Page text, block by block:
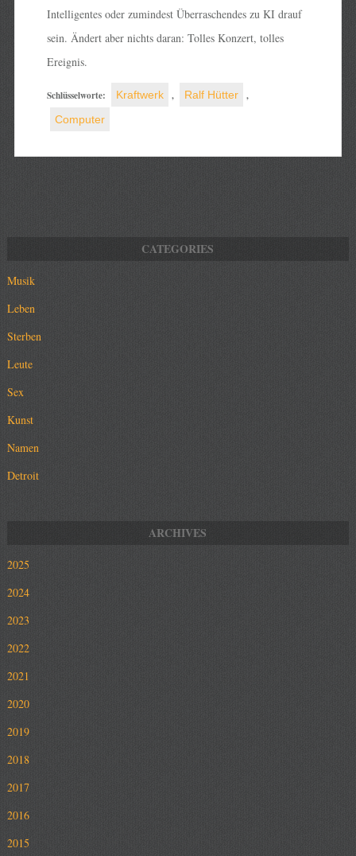
Intelligentes oder zumindest Überraschendes zu KI drauf
sein. Ändert aber nichts daran: Tolles Konzert, tolles
Ereignis.
Schlüsselworte: Kraftwerk , Ralf Hütter ,
Computer
Musik
Leben
Sterben
Leute
Sex
Kunst
Namen
Detroit
2025
2024
2023
2022
2021
2020
2019
2018
2017
2016
2015